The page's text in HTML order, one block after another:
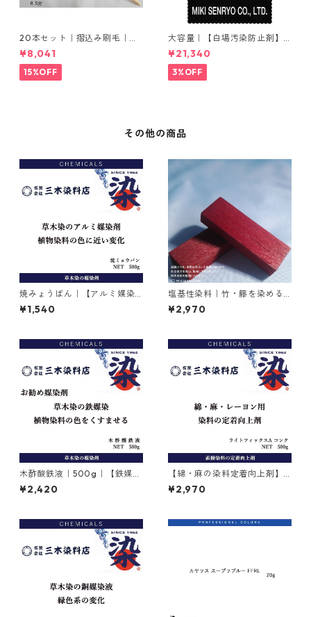
20本セット｜摺込み刷毛｜夏
毛（毛質が硬い）0.5分
¥8,041
15%OFF
大容量｜【白場汚染防止剤】
｜2kg×5本｜ホワイトクリー
ナＭ
¥21,340
3%OFF
その他の商品
焼みょうばん｜【アルミ媒染
剤】｜500g｜焼ミョウバン
¥1,540
塩基性染料｜竹・籐を染める
｜100g｜M.Bビスマークブロ
ンＢ（茶色）
¥2,970
木酢酸鉄液｜500g｜【鉄媒染
剤】
¥2,420
【綿・麻の染料定着向上剤】
｜500g｜ライトフィックスA
コンク
¥2,970